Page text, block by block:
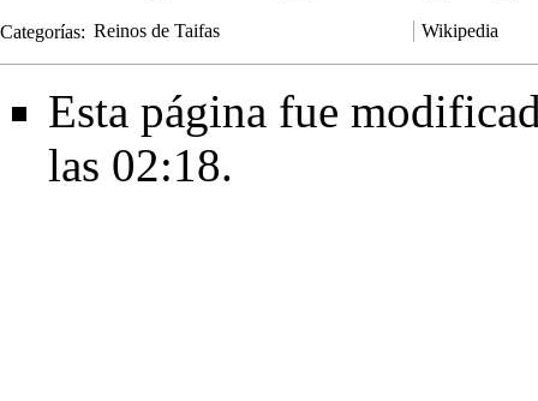
Categorías: Reinos de Taifas Wikipedia
Esta página fue
las 02:18.